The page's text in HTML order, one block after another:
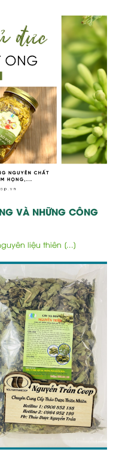
VÀ NHỮNG CÔNG
liệu thiên [...]